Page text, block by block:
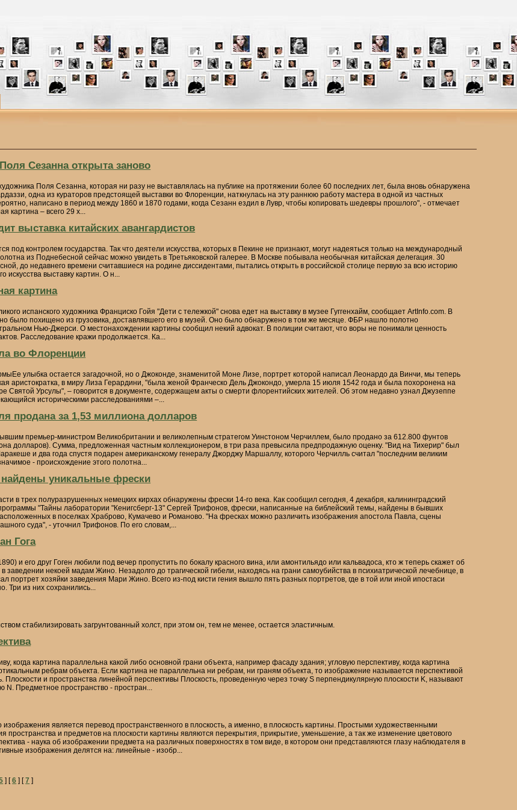
Сезанна открыта заново
Поля Сезанна, которая ни разу не выставлялась на публике на протяжении более 60 последних лет, была вновь обнаружена
одна из кураторов предстоящей выставки во Флоренции, наткнулась на эту раннюю работу мастера в одной из частных
написано в период между 1860 и 1870 годами, когда Сезанн ездил в Лувр, чтобы копировать шедевры прошлого", - отмечает
картина – всего 29 х...
выставка китайских авангардистов
под контролем государства. Так что деятели искусства, которых в Пекине не признают, могут надеяться только на международный
из Поднебесной сейчас можно увидеть в Третьяковской галерее. В Москве побывала необычная китайская делегация. 30
до недавнего времени считавшиеся на родине диссидентами, пытались открыть в российской столице первую за всю историю
искусства выставку картин. О н...
картина
испанского художника Франциско Гойя "Дети с тележкой" снова едет на выставку в музее Гуггенхайм, сообщает ArtInfo.com. В
было похищено из грузовика, доставлявшего его в музей. Оно было обнаружено в том же месяце. ФБР нашло полотно
Нью-Джерси. О местонахождении картины сообщил некий адвокат. В полиции считают, что воры не понимали ценность
Расследование кражи продолжается. Ка...
во Флоренции
улыбка остается загадочной, но о Джоконде, знаменитой Моне Лизе, портрет которой написал Леонардо да Винчи, мы теперь
аристократка, в миру Лиза Герардини, "была женой Франческо Дель Джокондо, умерла 15 июля 1542 года и была похоронена на
Святой Урсулы", – говорится в документе, содержащем акты о смерти флорентийских жителей. Об этом недавно узнал Джузеппе
историческими расследованиями –...
продана за 1,53 миллиона долларов
премьер-министром Великобритании и великолепным стратегом Уинстоном Черчиллем, было продано за 612.800 фунтов
долларов). Сумма, предложенная частным коллекционером, в три раза превысила предпродажную оценку. "Вид на Тихерир" был
и два года спустя подарен американскому генералу Джорджу Маршаллу, которого Черчилль считал "последним великим
- происхождение этого полотна...
найдены уникальные фрески
в трех полуразрушенных немецких кирхах обнаружены фрески 14-го века. Как сообщил сегодня, 4 декабря, калининградский
"Тайны лаборатории "Кенигсберг-13" Сергей Трифонов, фрески, написанные на библейский темы, найдены в бывших
в поселках Храброво, Кумачево и Романово. "На фресках можно различить изображения апостола Павла, сцены
суда", - уточнил Трифонов. По его словам,...
Гога
и его друг Гоген любили под вечер пропустить по бокалу красного вина, или амонтильядо или кальвадоса, кто ж теперь скажет об
заведении некоей мадам Жино. Незадолго до трагической гибели, находясь на грани самоубийства в психиатрической лечебнице, в
портрет хозяйки заведения Мари Жино. Всего из-под кисти гения вышло пять разных портретов, где в той или иной ипостаси
Три из них сохранились...
стабилизировать загрунтованный холст, при этом он, тем не менее, остается эластичным.
когда картина параллельна какой либо основной грани объекта, например фасаду здания; угловую перспективу, когда картина
ребрам объекта. Если картина не параллельна ни ребрам, ни граням объекта, то изображение называется перспективой
Плоскости и пространства линейной перспективы Плоскость, проведенную через точку S перпендикулярную плоскости K, называют
N. Предметное пространство - простран...
изображения является перевод пространственного в плоскость, а именно, в плоскость картины. Простыми художественными
пространства и предметов на плоскости картины являются перекрытия, прикрытие, уменьшение, а так же изменение цветового
- наука об изображении предмета на различных поверхностях в том виде, в котором они представляются глазу наблюдателя в
изображения делятся на: линейные - изобр...
] [6 ] [7 ]